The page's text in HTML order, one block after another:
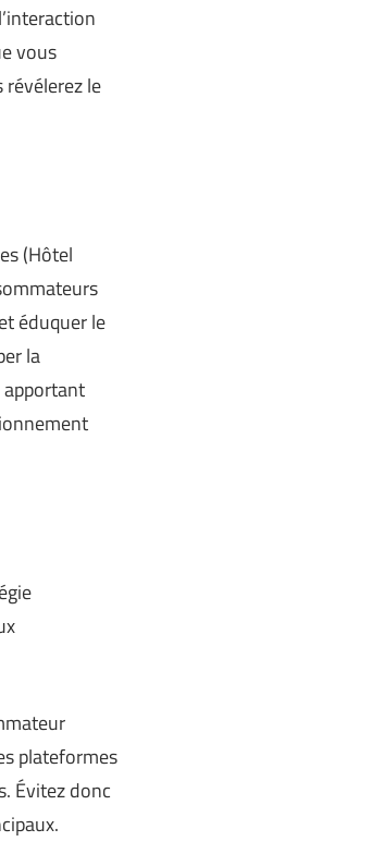
vous
le
(Hôtel
éduquer le
la
apportant
plateformes
Évitez donc